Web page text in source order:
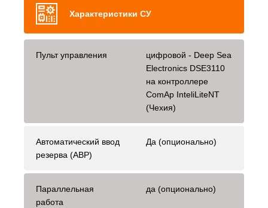
Характеристики СУ
Пульт управления
цифровой - Deep Sea
Electronics DSE3110
на контроллере
ComAp InteliLiteNT
(Чехия)
Автоматический ввод
резерва (АВР)
Да (опционально)
Параллельная
работа
да (опционально)